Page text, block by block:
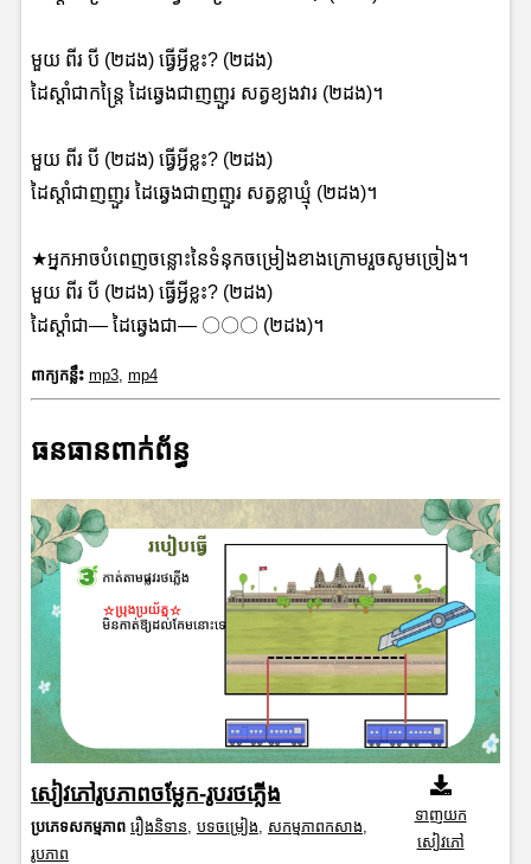
មួយ ពីរ បី (២ដង) ធ្វើអ្វីខ្លះ? (២ដង)
ដៃស្តាំជាកន្ត្រៃ ដៃឆ្វេងជាញញួរ​ សត្វខ្យងវារ (២ដង)។
មួយ ពីរ បី (២ដង) ធ្វើអ្វីខ្លះ? (២ដង)
ដៃស្តាំជាញញួរ ដៃឆ្វេងជាញញួរ​ សត្វខ្លាឃ្មុំ (២ដង)។
★អ្នក​អាច​បំពេញចន្លោះនៃទំនុក​ចម្រៀងខាងក្រោមរួចសូមច្រៀង។
មួយ ពីរ បី (២ដង) ធ្វើអ្វីខ្លះ? (២ដង)
ដៃស្តាំជា— ដៃឆ្វេងជា—​ 〇〇〇 (២ដង)។
ពាក្យកន្លឹះ mp3, mp4
ធនធានពាក់ព័ន្ធ
សៀវភៅរូបភាពចម្លែក-រូបរថភ្លើង
ប្រភេទសកម្មភាព រឿងនិទាន បទចម្រៀង សកម្មភាពកសាង
រូបភាព
ទាញយក
សៀវភៅ